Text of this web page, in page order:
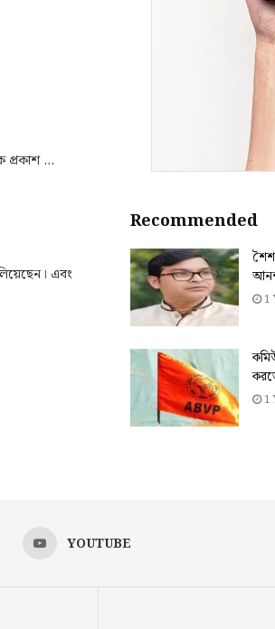
প্রকাশ ...
এবং
Recommended
1
1
YOUTUBE